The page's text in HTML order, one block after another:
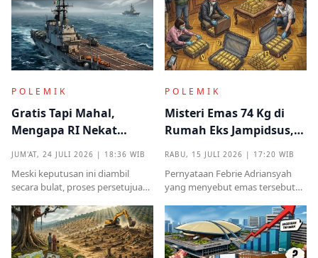
identitas ataupun menjelaskan
dari instansi mana.
melainkan implikasinya yang
sangat destruktif bagi kualitas
demokrasi
POLEMIK
Gratis Tapi Mahal,
Mengapa RI Nekat
Induk Tua Italia?
JUM'AT, 24 JULI 2026 | 18:36 WIB
Meski keputusan ini diambil
secara bulat, proses persetujuan
kritik tajam terkait prosedur yang
mendadak serta kekhawatiran
akan beban anggaran
POLEMIK
Misteri Emas 74 Kg di
Rumah Eks Jampidsus,
Titipan?
RABU, 15 JULI 2026 | 17:20 WIB
Pernyataan Febrie Adriansyah
yang menyebut emas tersebut
menjadi titik penting dalam
proses pembuktian